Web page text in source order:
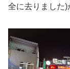
全に去りました)